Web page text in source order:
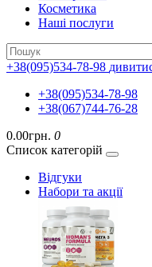
Косметика
Наші послуги
+38(095)534-78-98
+38(095)534-78-98
+38(067)744-76-28
0.00грн. 0
Список категорій
Відгуки
Набори та акції